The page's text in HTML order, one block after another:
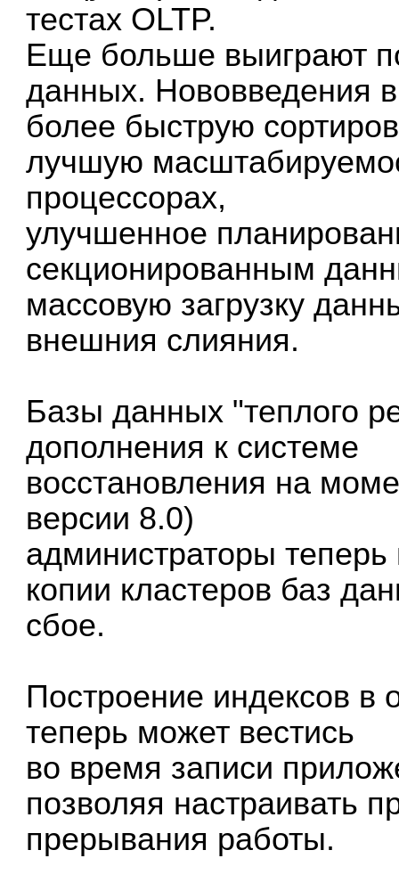
тестах OLTP.
Еще больше выиграют
данных. Нововведения
более быструю
лучшую
процессорах,
улучшенное
секционированным
массовую загрузку
внешния слияния.
Базы данных "теплого
дополнения к системе
восстановления на
версии 8.0)
администраторы теперь
копии кластеров баз
сбое.
Построение индексов в
теперь может вестись
во время записи
позволяя настраивать
прерывания работы.